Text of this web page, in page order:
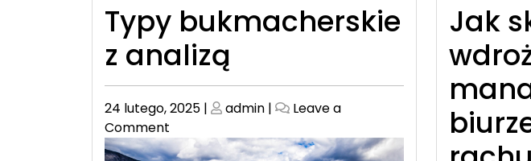
Typy bukmacherskie
z analizą
Posted
on
24 lutego, 2025 | Posted
admin |
Leave a
Comment
Typy
Jak